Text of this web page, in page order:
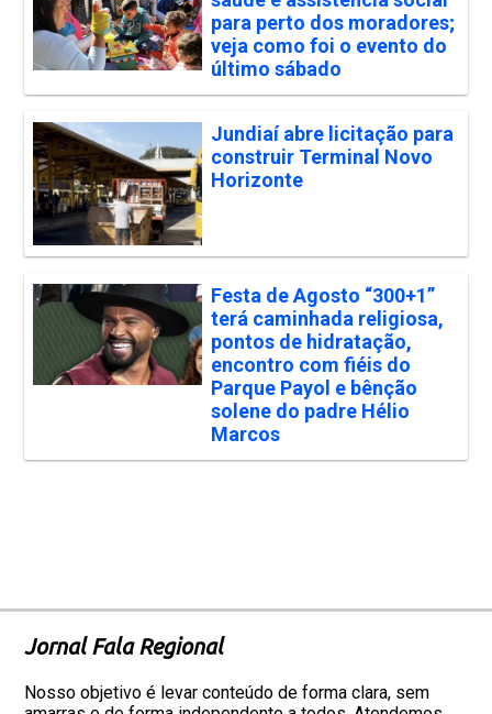
para perto dos moradores;
veja como foi o evento do
último sábado
Jundiaí abre licitação para
construir Terminal Novo
Horizonte
Festa de Agosto “300+1”
terá caminhada religiosa,
pontos de hidratação,
encontro com fiéis do
Parque Payol e bênção
solene do padre Hélio
Marcos
Jornal Fala Regional
Nosso objetivo é levar conteúdo de forma clara, sem